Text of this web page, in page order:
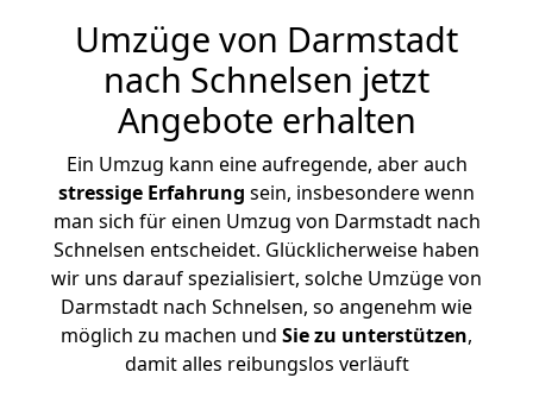
Umzüge von Darmstadt
nach Schnelsen jetzt
Angebote erhalten
Ein Umzug kann eine aufregende, aber auch
stressige Erfahrung sein, insbesondere wenn
man sich für einen Umzug von Darmstadt nach
Schnelsen entscheidet. Glücklicherweise haben
wir uns darauf spezialisiert, solche Umzüge von
Darmstadt nach Schnelsen, so angenehm wie
möglich zu machen und Sie zu unterstützen,
damit alles reibungslos verläuft